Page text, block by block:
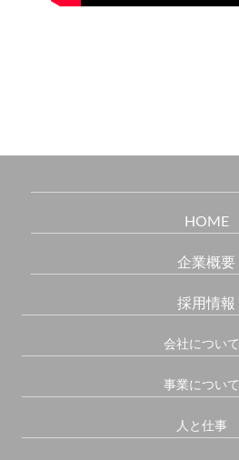
HOME
企業概要
採用情報
会社について
事業について
人と仕事